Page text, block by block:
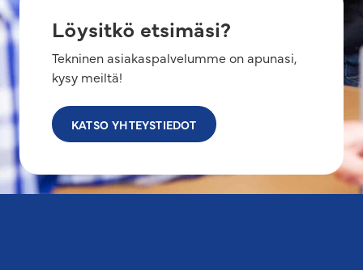
Löysitkö etsimäsi?
Tekninen asiakaspalvelumme on apunasi,
kysy meiltä!
KATSO YHTEYSTIEDOT